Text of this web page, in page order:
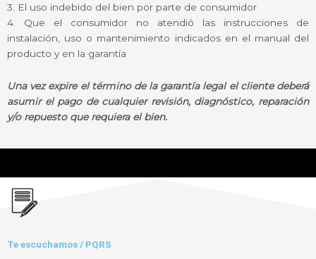
3. El uso indebido del bien por parte de consumidor
4. Que el consumidor no atendió las instrucciones de
instalación, uso o mantenimiento indicados en el manual del
producto y en la garantía
Una vez expire el término de la garantía legal el cliente deberá
asumir el pago de cualquier revisión, diagnóstico, reparación
y/o repuesto que requiera el bien.
Te escuchamos / PQRS